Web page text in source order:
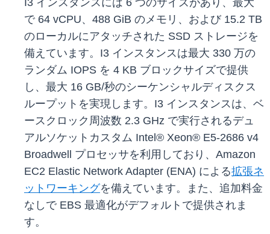
I3 インスタンスには 6 つのサイズがあり、最大
で 64 vCPU、488 GiB のメモリ、および 15.2 TB
のローカルにアタッチされた SSD ストレージを
備えています。I3 インスタンスは最大 330 万の
ランダム IOPS を 4 KB ブロックサイズで提供
し、最大 16 GB/秒のシーケンシャルディスクス
ループットを実現します。I3 インスタンスは、ベ
ースクロック周波数 2.3 GHz で実行されるデュ
アルソケットカスタム Intel® Xeon® E5-2686 v4
Broadwell プロセッサを利用しており、Amazon
EC2 Elastic Network Adapter (ENA) による拡張ネ
ットワーキングを備えています。また、追加料金
なしで EBS 最適化がデフォルトで提供されま
す。